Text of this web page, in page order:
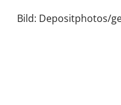
Bild: Depositphotos/